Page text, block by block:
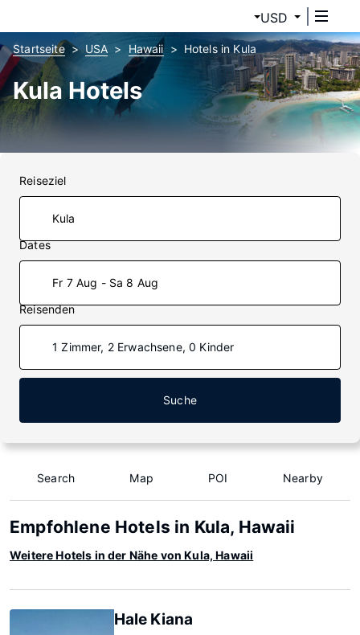
USD
Startseite USA Hawaii Hotels in Kula
Kula Hotels
Reiseziel
Dates
Fr 7 Aug - Sa 8 Aug
Reisenden
1 Zimmer, 2 Erwachsene, 0 Kinder
Suche
Search Map POI Nearby
Empfohlene Hotels in Kula, Hawaii
Weitere Hotels in der Nähe von Kula, Hawaii
Hale Kiana